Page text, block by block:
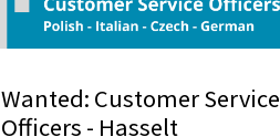
Wanted: Customer Service
Officers - Hasselt